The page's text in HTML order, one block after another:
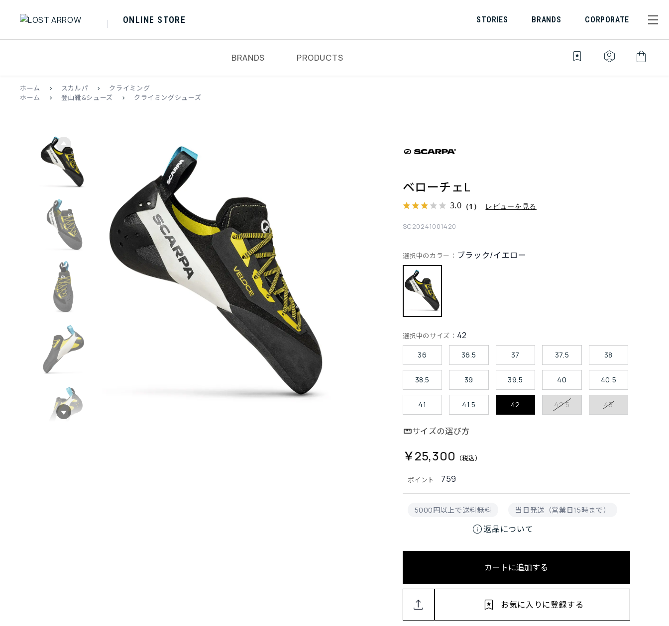
ONLINE STORE STORIES BRANDS CORPORATE
BRANDS PRODUCTS bookmark_star identity_platform shopping_bag
ホーム > スカルパ >
クライミング
ホーム
> 登山靴&シューズ > クライミングシューズ
ベローチェL
3.0 （1） レビューを見る
SC20241001420
ポイント 759
選択中のカラー： ブラック/イエロー
選択中のサイズ： 42
36 36.5 37 37.5 38
38.5 39 39.5 40 40.5
41 41.5 42 42.5 43
サイズの選び方
5000円以上で送料無料 当日発送（営業日15時まで）
info返品について
￥25,300
カートに追加する
お気に入りに登録する